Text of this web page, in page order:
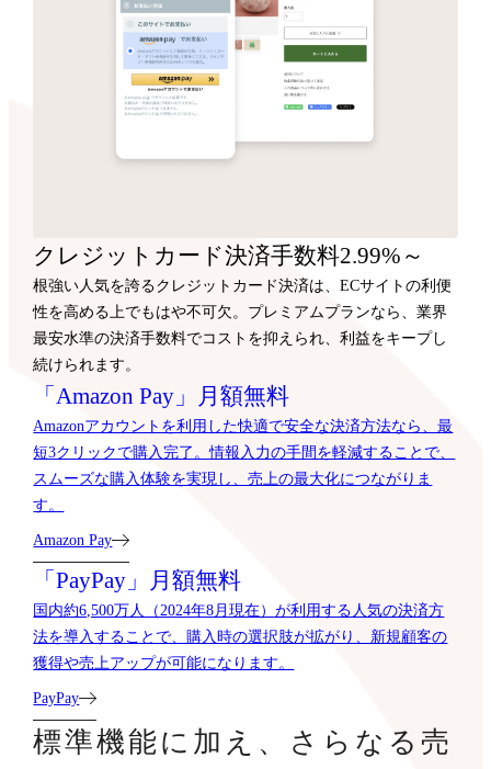
クレジットカード決済手数料2.99%～
根強い人気を誇るクレジットカード決済は、ECサイトの利便
性を高める上でもはや不可欠。プレミアムプランなら、業界
最安水準の決済手数料でコストを抑えられ、利益をキープし
続けられます。
「Amazon Pay」月額無料
Amazonアカウントを利用した快適で安全な決済方法なら、最
短3クリックで購入完了。情報入力の手間を軽減することで、
スムーズな購入体験を実現し、売上の最大化につながりま
す。
Amazon Pay
「PayPay」月額無料
国内約6,500万人（2024年8月現在）が利用する人気の決済方
法を導入することで、購入時の選択肢が拡がり、新規顧客の
獲得や売上アップが可能になります。
PayPay
標準機能に加え、さらなる売